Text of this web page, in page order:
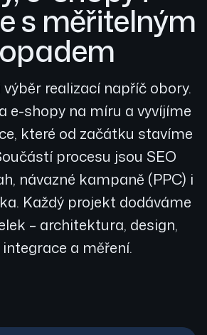
s měřitelným
realizací napříč obory.
e-shopy na míru a vyvíjíme
které od začátku stavíme
procesu jsou SEO
návazné kampaně (PPC) i
Každý projekt dodáváme
– architektura, design,
integrace a měření.